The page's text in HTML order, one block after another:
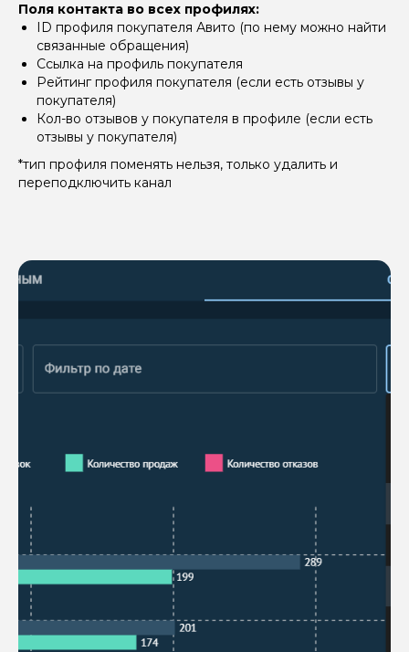
Поля контакта во всех профилях:
ID профиля покупателя Авито (по нему можно найти
связанные обращения)
Ссылка на профиль покупателя
Рейтинг профиля покупателя (если есть отзывы у
покупателя)
Кол-во отзывов у покупателя в профиле (если есть
отзывы у покупателя)
*тип профиля поменять нельзя, только удалить и
переподключить канал